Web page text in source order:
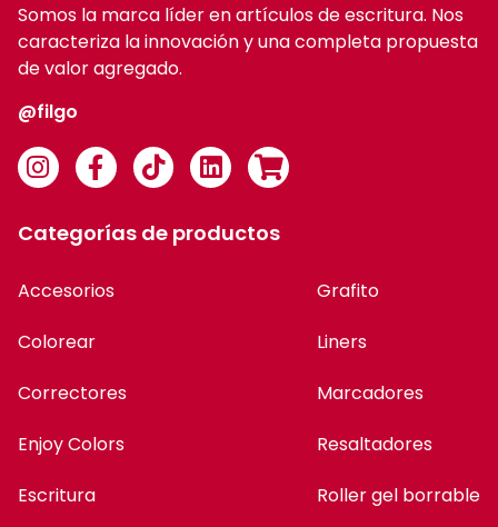
Somos la marca líder en artículos de escritura. Nos
caracteriza la innovación y una completa propuesta
de valor agregado.
@filgo
Categorías de productos
Accesorios
Colorear
Correctores
Enjoy Colors
Escritura
Grafito
Liners
Marcadores
Resaltadores
Roller gel borrable